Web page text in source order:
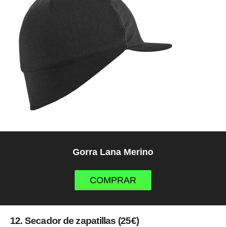
Gorra Lana Merino
COMPRAR
12. Secador de zapatillas (25€)